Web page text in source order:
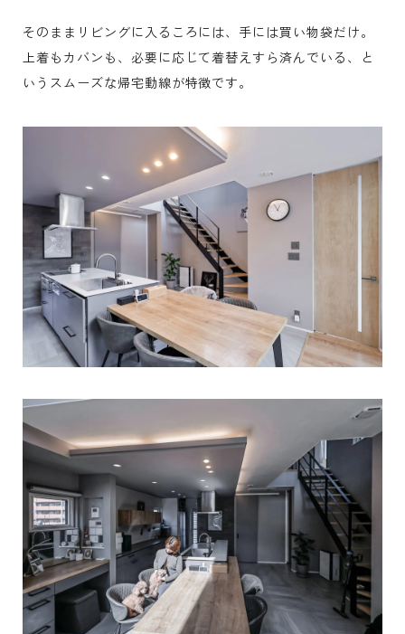
そのままリビングに入るころには、手には買い物袋だけ。
上着もカバンも、必要に応じて着替えすら済んでいる、と
いうスムーズな帰宅動線が特徴です。